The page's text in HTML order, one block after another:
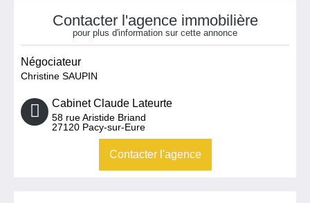
Contacter l'agence immobilière
pour plus d'information sur cette annonce
Négociateur
Christine SAUPIN
Cabinet Claude Lateurte
58 rue Aristide Briand
27120 Pacy-sur-Eure
Contacter l'agence